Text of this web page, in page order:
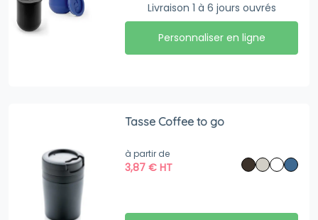
Livraison 1 à 6 jours ouvrés
Personnaliser en ligne
Tasse Coffee to go
à partir de
3,87€ HT